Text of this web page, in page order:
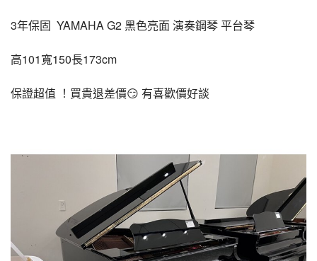
3年保固  YAMAHA G2 黑色亮面 演奏鋼琴 平台琴
高101寬150長173cm
保證超值 ！買貴退差價😏 有喜歡價好談